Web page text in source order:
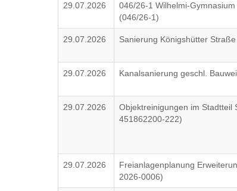
29.07.2026
046/26-1 Wilhelmi-
(046/26-1)
29.07.2026 Sanierung Königshütter
29.07.2026 Kanalsanierung geschl.
29.07.2026
Objektreinigungen im Stadtteil
451862200-222)
29.07.2026
Freianlagenplanung
2026-0006)